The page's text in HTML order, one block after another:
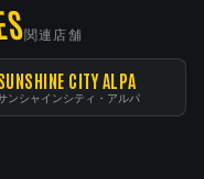
関連店舗
CITY ALPA
ンシャインシティ・アルパ